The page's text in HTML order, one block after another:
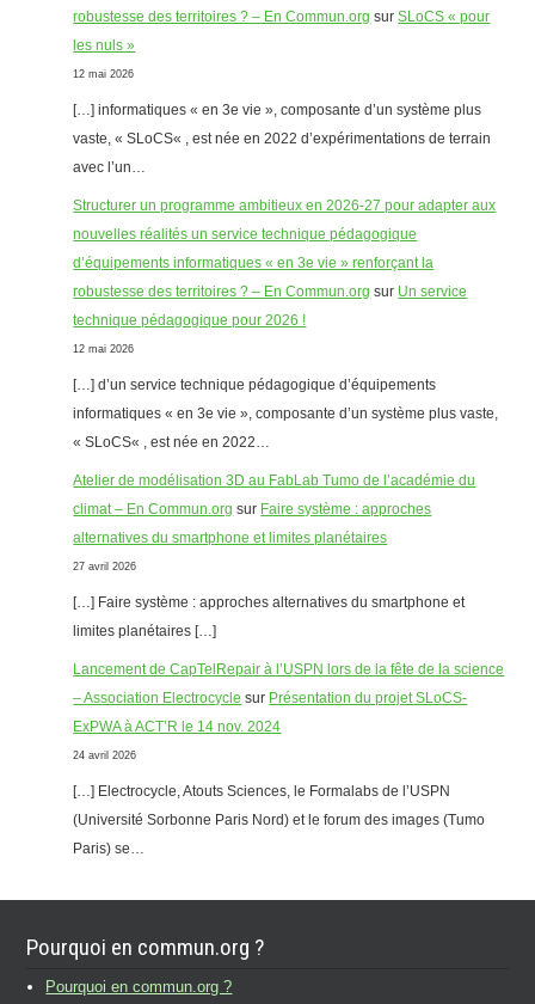
robustesse des territoires ? – En Commun.org surSLoCS « pour
les nuls »
12 mai 2026
[…] informatiques « en 3e vie », composante d’un système plus
vaste, « SLoCS« , est née en 2022 d’expérimentations de terrain
avec l’un…
Structurer un programme ambitieux en 2026-27 pour adapter aux
nouvelles réalités un service technique pédagogique
d’équipements informatiques « en 3e vie » renforçant la
robustesse des territoires ? – En Commun.org sur Un service
technique pédagogique pour 2026 !
12 mai 2026
[…] d’un service technique pédagogique d’équipements
informatiques « en 3e vie », composante d’un système plus vaste,
« SLoCS« , est née en 2022…
Atelier de modélisation 3D au FabLab Tumo de l’académie du
climat – En Commun.org sur Faire système : approches
alternatives du smartphone et limites planétaires
27 avril 2026
[…] Faire système : approches alternatives du smartphone et
limites planétaires […]
Lancement de CapTelRepair à l’USPN lors de la fête de la science
– Association Electrocycle sur Présentation du projet SLoCS-
ExPWA à ACT’R le 14 nov. 2024
24 avril 2026
[…] Electrocycle, Atouts Sciences, le Formalabs de l’USPN
(Université Sorbonne Paris Nord) et le forum des images (Tumo
Paris) se…
Pourquoi en commun.org ?
Pourquoi en commun.org ?